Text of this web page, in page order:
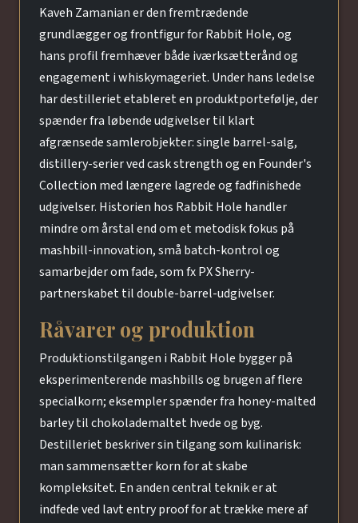
Kaveh Zamanian er den fremtrædende
grundlægger og frontfigur for Rabbit Hole, og
hans profil fremhæver både iværksætterånd og
engagement i whiskymageriet. Under hans ledelse
har destilleriet etableret en produktportefølje, der
spænder fra løbende udgivelser til klart
afgrænsede samlerobjekter: single barrel-salg,
distillery-serier ved cask strength og en Founder's
Collection med længere lagrede og fadfinishede
udgivelser. Historien hos Rabbit Hole handler
mindre om årstal end om et metodisk fokus på
mashbill-innovation, små batch-kontrol og
samarbejder om fade, som fx PX Sherry-
partnerskabet til double-barrel-udgivelser.
Råvarer og produktion
Produktionstilgangen i Rabbit Hole bygger på
eksperimenterende mashbills og brugen af flere
specialkorn; eksempler spænder fra honey-malted
barley til chokolademaltet hvede og byg.
Destilleriet beskriver sin tilgang som kulinarisk:
man sammensætter korn for at skabe
kompleksitet. En anden central teknik er at
indfede ved lavt entry proof for at trække mere af